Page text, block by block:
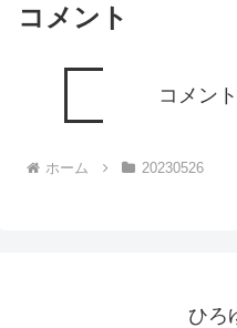
コメント
コメン
ホーム 20230526
ひろ